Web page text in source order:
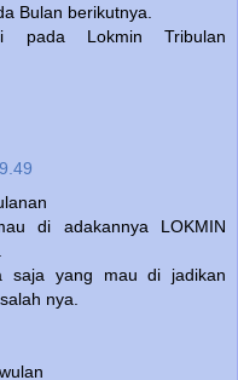
Bulan berikutnya.
pada Lokmin Tribulan
di adakannya LOKMIN
saja yang mau di jadikan
nya.